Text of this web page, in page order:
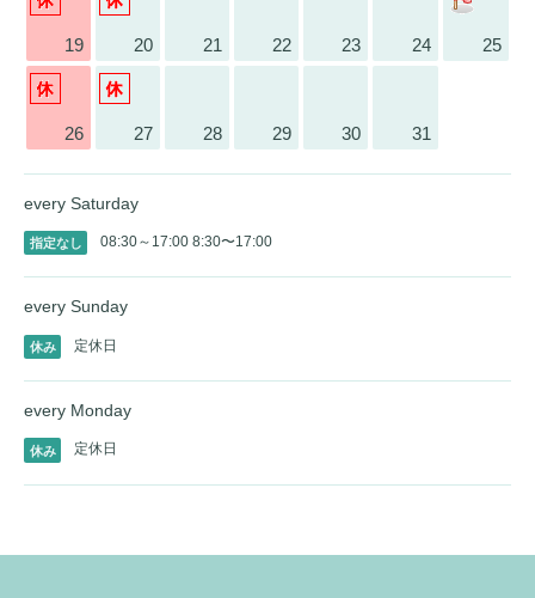
19 20 21 22 23 24 25
26 27 28 29 30 31
every Saturday
指定なし 08:30～17:00 8:30〜17:00
every Sunday
休み 定休日
every Monday
休み 定休日